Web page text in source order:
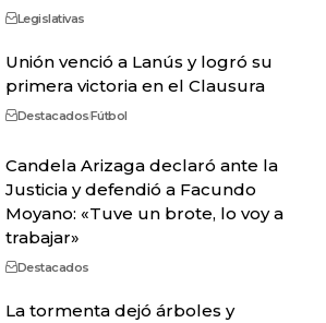
Legislativas
Unión venció a Lanús y logró su
primera victoria en el Clausura
DestacadosFútbol
Candela Arizaga declaró ante la
Justicia y defendió a Facundo
Moyano: «Tuve un brote, lo voy a
trabajar»
Destacados
La tormenta dejó árboles y